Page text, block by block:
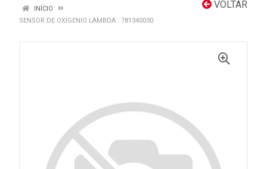
VOLTAR
INÍCIO
SENSOR DE OXIGENIO LAMBDA : 781340030